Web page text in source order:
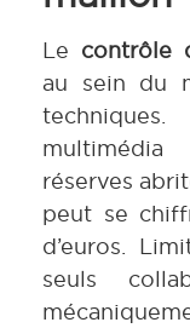
Le contrôle
au sein du
multimédia
réserves
peut se
d’euros.
seuls